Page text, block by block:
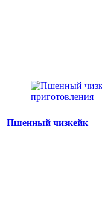
Пшенный чизкейк